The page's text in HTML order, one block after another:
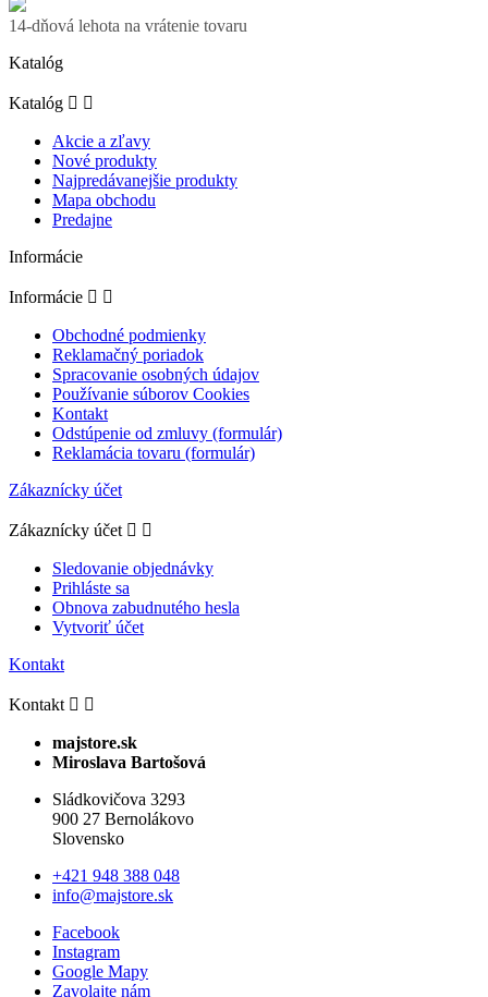
14-dňová lehota na vrátenie tovaru
Katalóg
Katalóg  
Akcie a zľavy
Nové produkty
Najpredávanejšie produkty
Mapa obchodu
Predajne
Informácie
Informácie  
Obchodné podmienky
Reklamačný poriadok
Spracovanie osobných údajov
Používanie súborov Cookies
Kontakt
Odstúpenie od zmluvy (formulár)
Reklamácia tovaru (formulár)
Zákaznícky účet
Zákaznícky účet  
Sledovanie objednávky
Prihláste sa
Obnova zabudnutého hesla
Vytvoriť účet
Kontakt
Kontakt  
majstore.sk
Miroslava Bartošová
Sládkovičova 3293
900 27 Bernolákovo
Slovensko
+421 948 388 048
info@majstore.sk
Facebook
Instagram
Google Mapy
Zavolajte nám